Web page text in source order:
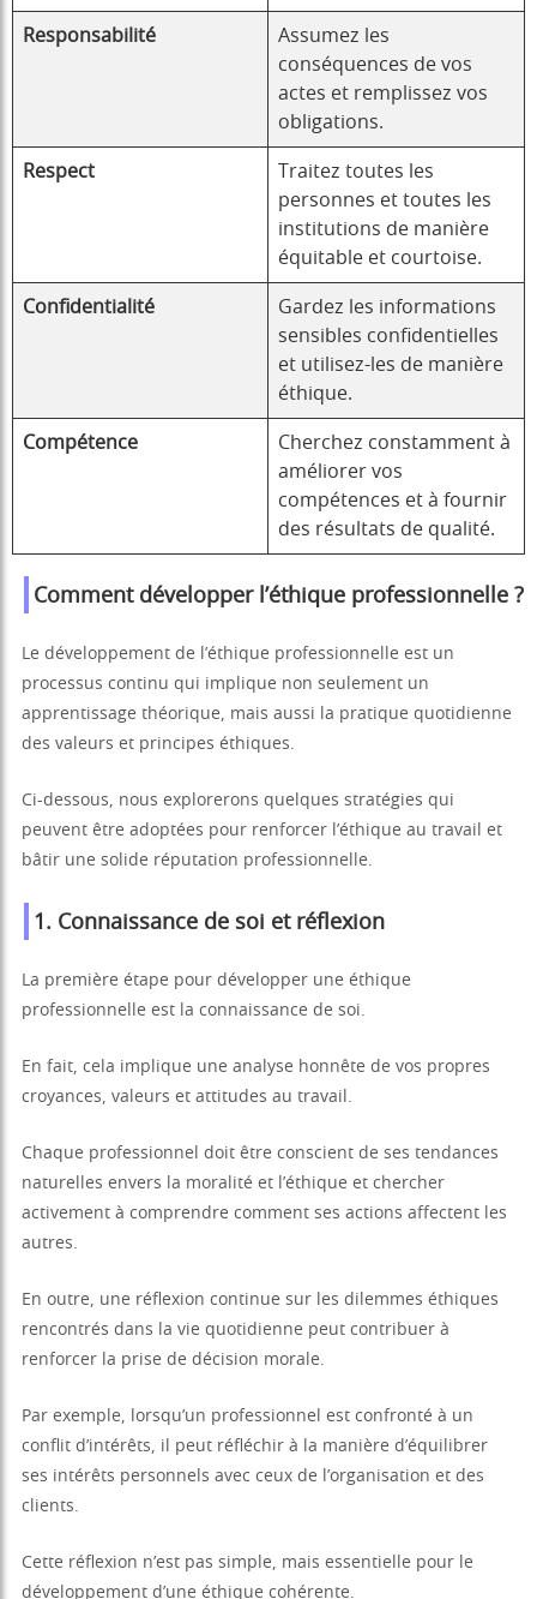
Responsabilité
Assumez les
conséquences de vos
actes et remplissez vos
obligations.
Respect
Traitez toutes les
personnes et toutes les
institutions de manière
équitable et courtoise.
Confidentialité
Gardez les informations
sensibles confidentielles
et utilisez-les de manière
éthique.
Compétence
Cherchez constamment à
améliorer vos
compétences et à fournir
des résultats de qualité.
Comment développer l’éthique professionnelle ?
Le développement de l’éthique professionnelle est un
processus continu qui implique non seulement un
apprentissage théorique, mais aussi la pratique quotidienne
des valeurs et principes éthiques.
Ci-dessous, nous explorerons quelques stratégies qui
peuvent être adoptées pour renforcer l’éthique au travail et
bâtir une solide réputation professionnelle.
1. Connaissance de soi et réflexion
La première étape pour développer une éthique
professionnelle est la connaissance de soi.
En fait, cela implique une analyse honnête de vos propres
croyances, valeurs et attitudes au travail.
Chaque professionnel doit être conscient de ses tendances
naturelles envers la moralité et l’éthique et chercher
activement à comprendre comment ses actions affectent les
autres.
En outre, une réflexion continue sur les dilemmes éthiques
rencontrés dans la vie quotidienne peut contribuer à
renforcer la prise de décision morale.
Par exemple, lorsqu’un professionnel est confronté à un
conflit d’intérêts, il peut réfléchir à la manière d’équilibrer
ses intérêts personnels avec ceux de l’organisation et des
clients.
Cette réflexion n’est pas simple, mais essentielle pour le
développement d’une éthique cohérente.